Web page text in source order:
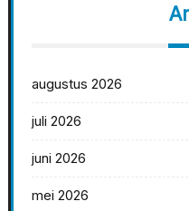
augustus 2026
juli 2026
juni 2026
mei 2026